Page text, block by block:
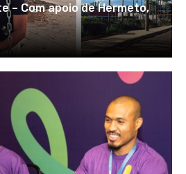
– Com apoio de Hermeto,